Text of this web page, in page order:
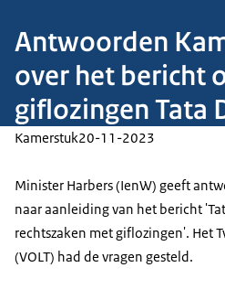
Antwoorden
over het bericht
giflozingen Tata
Kamerstuk20-11-2023
Minister Harbers (IenW) geeft
naar aanleiding van het bericht
rechtszaken met giflozingen'. Het
(VOLT) had de vragen gesteld.